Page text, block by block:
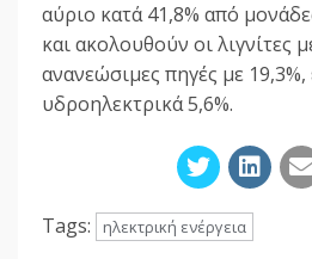
αύριο κατά 41,8% από
και ακολουθούν οι λιγνίτες
ανανεώσιμες πηγές με 19,3%,
υδροηλεκτρικά 5,6%.
Tags: ηλεκτρική ενέργεια